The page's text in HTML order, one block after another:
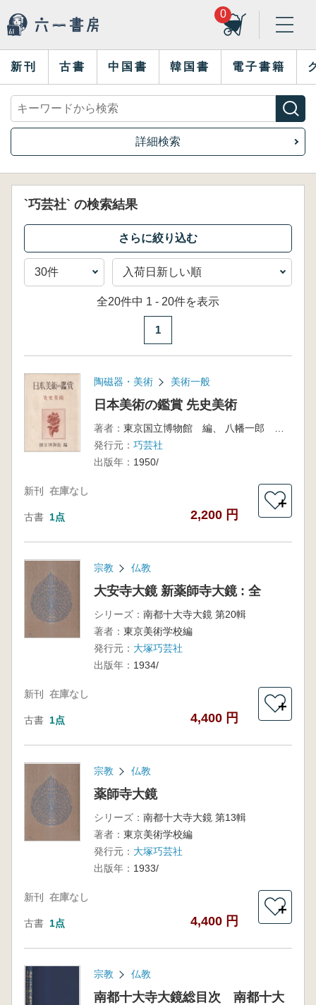
0
新刊 古書 中国書 韓国書 電子書籍
詳細検索
`巧芸社` の検索結果
全20件中 1 - 20件を表示
1
陶磁器・美術 美術一般
日本美術の鑑賞 先史美術
著者：
発行元： 巧芸社
出版年： 1950/
新刊 在庫なし
古書 1点 2,200 円
＋
宗教 仏教
大安寺大鏡 新薬師寺大鏡 : 全
シリーズ： 南都十大寺大鏡 第20輯
著者： 東京美術学校編
発行元： 大塚巧芸社
出版年： 1934/
新刊 在庫なし
古書 1点 4,400 円
＋
宗教 仏教
薬師寺大鏡
シリーズ： 南都十大寺大鏡 第13輯
著者： 東京美術学校編
発行元： 大塚巧芸社
出版年： 1933/
新刊 在庫なし
古書 1点 4,400 円
＋
宗教 仏教
南都十大寺大鏡総目次 南都十大